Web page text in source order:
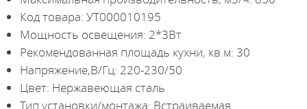
Код товара: УТ000010195
Мощность освещения: 2*3Вт
Рекомендованная площадь кухни, кв.м: 30
Напряжение,В/Гц: 220-230/50
Цвет: Нержавеющая сталь
Тип установки/монтажа: Встраиваемая